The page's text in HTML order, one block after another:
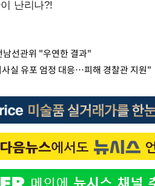
남선관위 "우연한 결과"
실 유포 엄정 대응…피해 경찰관 지원"